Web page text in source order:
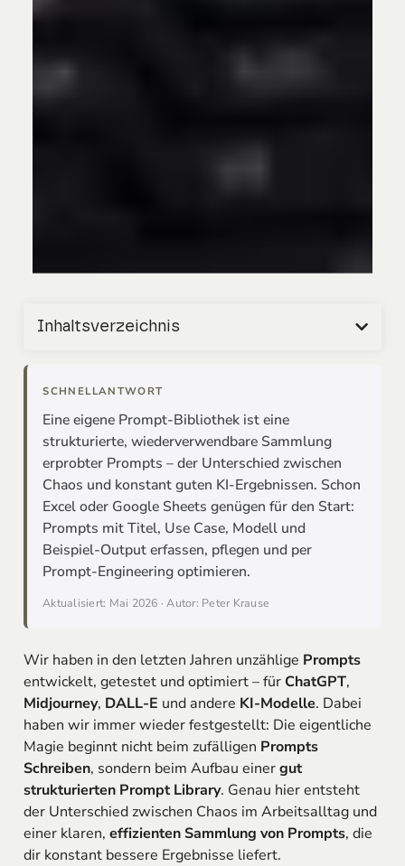
Inhaltsverzeichnis
SCHNELLANTWORT
Eine eigene Prompt-Bibliothek ist eine
strukturierte, wiederverwendbare Sammlung
erprobter Prompts – der Unterschied zwischen
Chaos und konstant guten KI-Ergebnissen. Schon
Excel oder Google Sheets genügen für den Start:
Prompts mit Titel, Use Case, Modell und
Beispiel-Output erfassen, pflegen und per
Prompt-Engineering optimieren.
Aktualisiert: Mai 2026 · Autor: Peter Krause
Wir haben in den letzten Jahren unzählige Prompts
entwickelt, getestet und optimiert – für ChatGPT,
Midjourney, DALL-E und andere KI-Modelle. Dabei
haben wir immer wieder festgestellt: Die eigentliche
Magie beginnt nicht beim zufälligen Prompts
Schreiben, sondern beim Aufbau einergut
strukturierten Prompt Library. Genau hier entsteht
der Unterschied zwischen Chaos im Arbeitsalltag und
einer klaren, effizienten Sammlung von Prompts, die
dir konstant bessere Ergebnisse liefert.